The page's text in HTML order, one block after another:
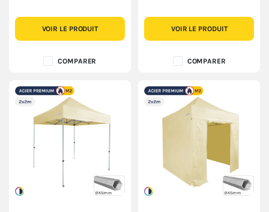
VOIR LE PRODUIT
COMPARER
VOIR LE PRODUIT
COMPARER